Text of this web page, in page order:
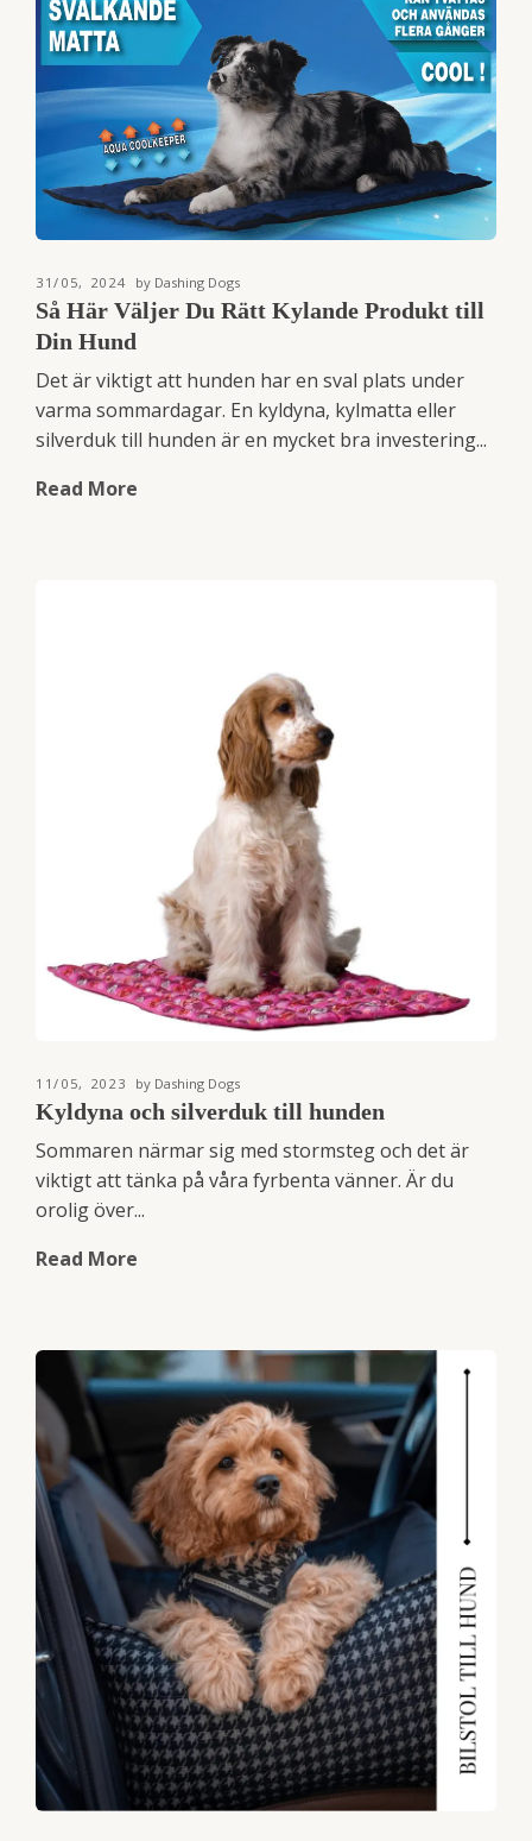
31/05, 2024 by Dashing Dogs
Så Här Väljer Du Rätt Kylande Produkt till
Din Hund
Det är viktigt att hunden har en sval plats under
varma sommardagar. En kyldyna, kylmatta eller
silverduk till hunden är en mycket bra investering...
Read More
11/05, 2023 by Dashing Dogs
Kyldyna och silverduk till hunden
Sommaren närmar sig med stormsteg och det är
viktigt att tänka på våra fyrbenta vänner. Är du
orolig över...
Read More